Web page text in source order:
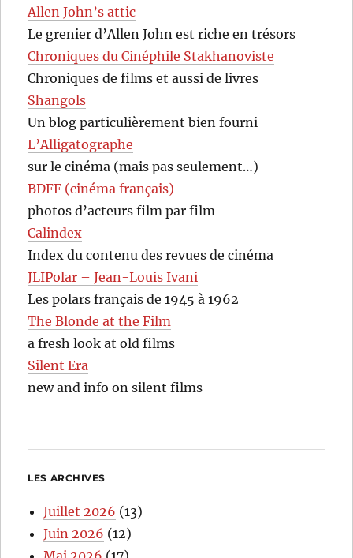
Allen John’s attic
Le grenier d’Allen John est riche en trésors
Chroniques du Cinéphile Stakhanoviste
Chroniques de films et aussi de livres
Shangols
Un blog particulièrement bien fourni
L’Alligatographe
sur le cinéma (mais pas seulement…)
BDFF (cinéma français)
photos d’acteurs film par film
Calindex
Index du contenu des revues de cinéma
JLIPolar – Jean-Louis Ivani
Les polars français de 1945 à 1962
The Blonde at the Film
a fresh look at old films
Silent Era
new and info on silent films
LES ARCHIVES
Juillet 2026 (13)
Juin 2026 (12)